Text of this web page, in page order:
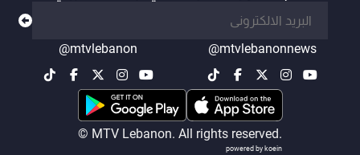
@mtvlebanonnews
@mtvlebanon
© MTV Lebanon. All rights reserved.
powered by koein